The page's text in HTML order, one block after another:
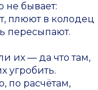
не бывает:
плюют в колодец
пересыпают.
их — да что там,
угробить.
по расчётам,